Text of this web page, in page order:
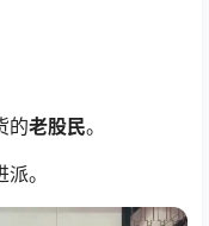
的老股民。
。